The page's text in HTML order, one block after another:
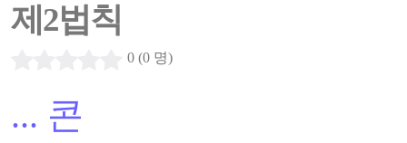
제2법칙
0 (0 명)
... 콘